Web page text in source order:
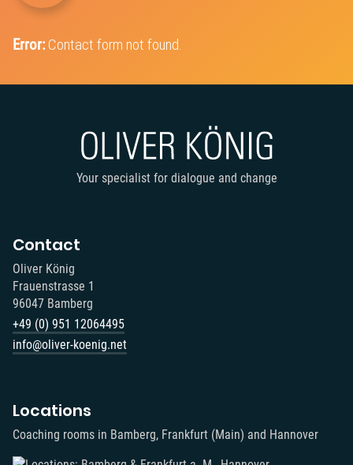
Error:Contact form not found.
Your specialist for dialogue and change
Contact
Oliver König
Frauenstrasse 1
96047 Bamberg
+49 (0) 951 12064495‬
info@oliver-koenig.net
Locations
Coaching rooms in Bamberg, Frankfurt (Main) and Hannover